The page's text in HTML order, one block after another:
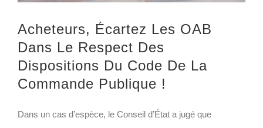
Acheteurs, Écartez Les OAB
Dans Le Respect Des
Dispositions Du Code De La
Commande Publique !
Dans un cas d’espèce, le Conseil d’État a jugé que